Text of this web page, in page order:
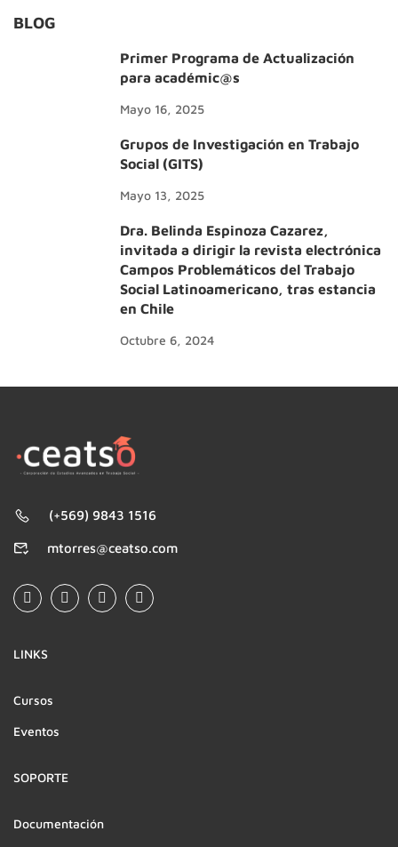
BLOG
Primer Programa de Actualización
para académic@s
Mayo 16, 2025
Grupos de Investigación en Trabajo
Social (GITS)
Mayo 13, 2025
Dra. Belinda Espinoza Cazarez,
invitada a dirigir la revista electrónica
Campos Problemáticos del Trabajo
Social Latinoamericano, tras estancia
en Chile
Octubre 6, 2024
(+569) 9843 1516
mtorres@ceatso.com
LINKS
Cursos
Eventos
SOPORTE
Documentación